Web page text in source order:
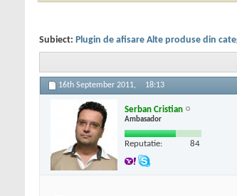
Subiect: Plugin de afisare Alte produse din
16th September 2011, 18:13
Serban Cristian
Ambasador
Reputatie: 84